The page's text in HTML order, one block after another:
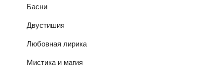
Басни
Двустишия
Любовная лирика
Мистика и магия